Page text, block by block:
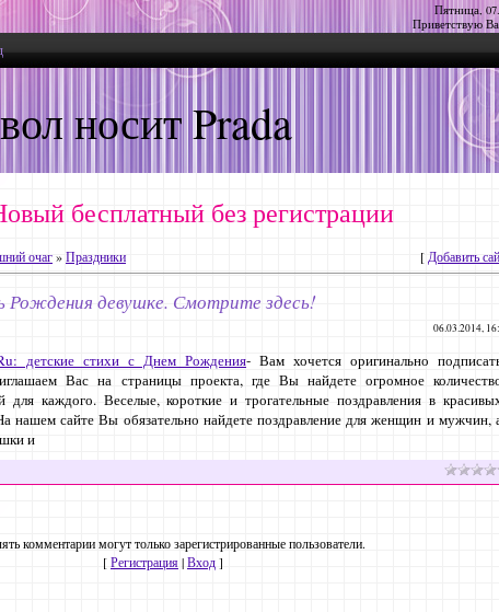
Пятница,
Приветствую
носит Prada
бесплатный без регистрации
очаг»Праздники [ Добавить
Рождения девушке. Смотрите здесь!
06.03.2014,
детские стихи с Днем Рождения- Вам хочется оригинально
Вас на страницы проекта, где Вы найдете огромное
для каждого. Веселые, короткие и трогательные поздравления в
нашем сайте Вы обязательно найдете поздравление для женщин и мужчин,
и
комментарии могут только зарегистрированные пользователи.
[Регистрация|Вход]